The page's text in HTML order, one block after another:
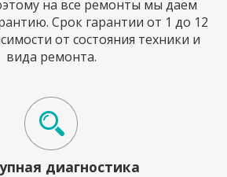
на все ремонты мы даем
Срок гарантии от 1 до 12
от состояния техники и
вида ремонта.
диагностика